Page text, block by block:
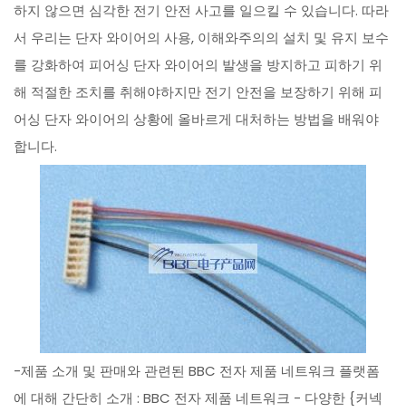
하지 않으면 심각한 전기 안전 사고를 일으킬 수 있습니다. 따라
서 우리는 단자 와이어의 사용, 이해와주의의 설치 및 유지 보수
를 강화하여 피어싱 단자 와이어의 발생을 방지하고 피하기 위
해 적절한 조치를 취해야하지만 전기 안전을 보장하기 위해 피
어싱 단자 와이어의 상황에 올바르게 대처하는 방법을 배워야
합니다.
-제품 소개 및 판매와 관련된 BBC 전자 제품 네트워크 플랫폼
에 대해 간단히 소개 : BBC 전자 제품 네트워크 - 다양한 {커넥